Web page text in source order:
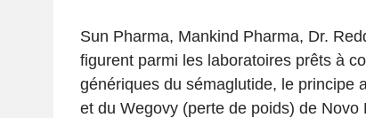
Sun Pharma, Mankind Pharma, Dr.
figurent parmi les laboratoires prêts à
génériques du sémaglutide, le principe
et du Wegovy (perte de poids) de Novo